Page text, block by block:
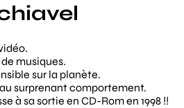
musiques.
sur la planète.
surprenant comportement.
à sa sortie en CD-Rom en 1998 !!